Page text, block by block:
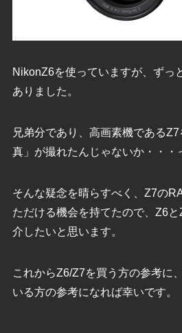
NikonZ6を使っていますが、ずっ
ありました。
兄弟分であり、高画素機である
真」が撮れたんじゃないか・・・
そんな疑念を晴らすべく、Z7の
ただける機会を持てたので、Z6
介したいと思います。
これからZ6/Z7を買う方の参考に
いる方の参考になれば幸いです。